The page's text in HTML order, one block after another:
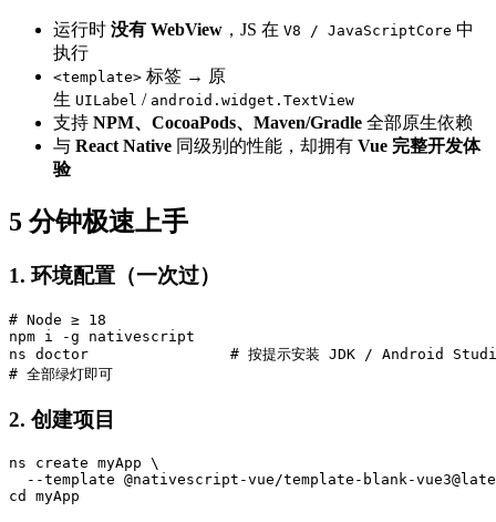
运行时 没有 WebView ，JS 在 V8 / JavaScriptCore 中
执行
<template> 标签 → 原
生 UILabel / android.widget.TextView
支持 NPM、CocoaPods、Maven/Gradle 全部原生依赖
与 React Native 同级别的性能，却拥有 Vue 完整开发体
验
5 分钟极速上手
1. 环境配置（一次过）
# Node ≥ 18
npm i -g nativescript
ns doctor                # 按提示安装 JDK / Android
2. 创建项目
ns create myApp \
--template @nativescript-vue/template-blank-